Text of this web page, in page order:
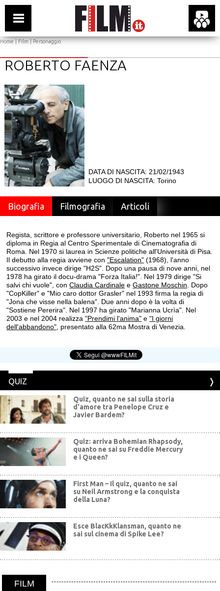
Home|Film| Personaggio
ROBERTO FAENZA
DATA DI NASCITA: 21/02/1943
LUOGO DI NASCITA: Torino
Biografia Filmografia Articoli
Regista, scrittore e professore universitario, Roberto nel 1965 si
diploma in Regia al Centro Sperimentale di Cinematografia di
Roma. Nel 1970 si laurea in Scienze politiche all'Università di Pisa.
Il debutto alla regia avviene con"Escalation" (1968), l'anno
successivo invece dirige "H2S". Dopo una pausa di nove anni, nel
1978 ha girato il docu-drama "Forza Italia!". Nel 1979 dirige "Si
salvi chi vuole", conClaudia Cardinale eGastone Moschin . Dopo
"CopKiller" e "Mio caro dottor Grasler" nel 1993 firma la regia di
"Jona che visse nella balena". Due anni dopo è la volta di
"Sostiene Pererira". Nel 1997 ha girato "Marianna Ucrìa". Nel
2003 e nel 2004 realizza"Prendimi l'anima" e"I giorni
dell'abbandono" , presentato alla 62ma Mostra di Venezia.
QUIZ
Quiz, quanto ne sai sulla storia
d'amore tra Penelope Cruz e
Javier Bardem?
Quiz: arriva Bohemian Rhapsody,
quanto ne sai su Freddie Mercury
e i Queen?
First Man – Il quiz, quanto ne sai
su Neil Armstrong e la conquista
della Luna?
Esce BlacKkKlansman, quanto ne
sai sul cinema di Spike Lee?